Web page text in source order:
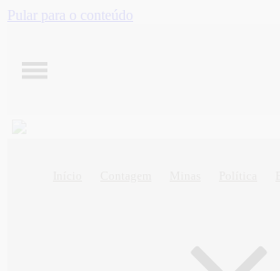
Pular para o conteúdo